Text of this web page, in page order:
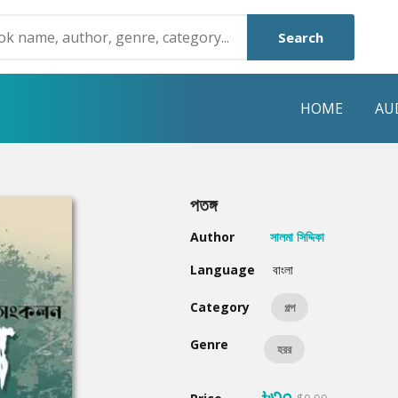
Search
HOME
Humayun Ahmed
Mouri Morium
Hot & New
পতঙ্গ
Author
সালমা সিদ্দিকা
Language
বাংলা
Category গল্প
Genre হরর